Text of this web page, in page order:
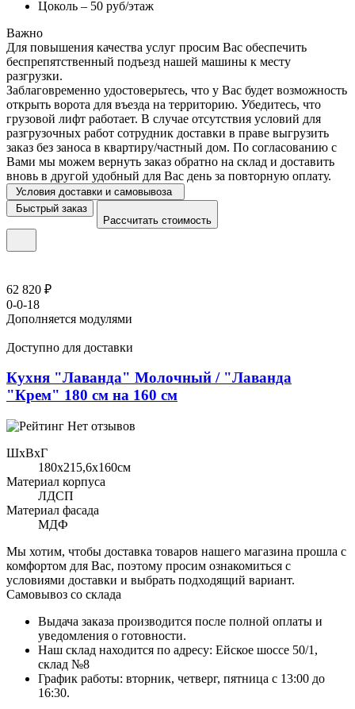
Цоколь – 50 руб/этаж
Важно
Для повышения качества услуг просим Вас обеспечить
беспрепятственный подъезд нашей машины к месту
разгрузки.
Заблаговременно удостоверьтесь, что у Вас будет возможность
открыть ворота для въезда на территорию. Убедитесь, что
грузовой лифт работает. В случае отсутствия условий для
разгрузочных работ сотрудник доставки в праве выгрузить
заказ без заноса в квартиру/частный дом. По согласованию с
Вами мы можем вернуть заказ обратно на склад и доставить
вновь в другой удобный для Вас день за повторную оплату.
Условия доставки и самовывоза
Быстрый заказ
Рассчитать стоимость
62 820 ₽
0-0-18
Дополняется модулями
Доступно для доставки
Кухня "Лаванда" Молочный / "Лаванда
"Крем" 180 см на 160 см
Нет отзывов
ШхВхГ
180x215,6х160см
Материал корпуса
ЛДСП
Материал фасада
МДФ
Мы хотим, чтобы доставка товаров нашего магазина прошла с
комфортом для Вас, поэтому просим ознакомиться с
условиями доставки и выбрать подходящий вариант.
Самовывоз со склада
Выдача заказа производится после полной оплаты и
уведомления о готовности.
Наш склад находится по адресу: Ейское шоссе 50/1,
склад №8
График работы: вторник, четверг, пятница с 13:00 до
16:30.